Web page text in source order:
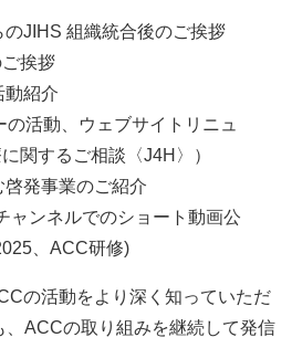
JIHS 組織統合後のご挨拶
挨拶
動紹介
活動、ウェブサイトリニュ
関するご相談〈J4H〉）
発事業のご紹介
ャンネルでのショート動画公
、ACC研修)
の活動をより深く知っていただ
、ACCの取り組みを継続して発信